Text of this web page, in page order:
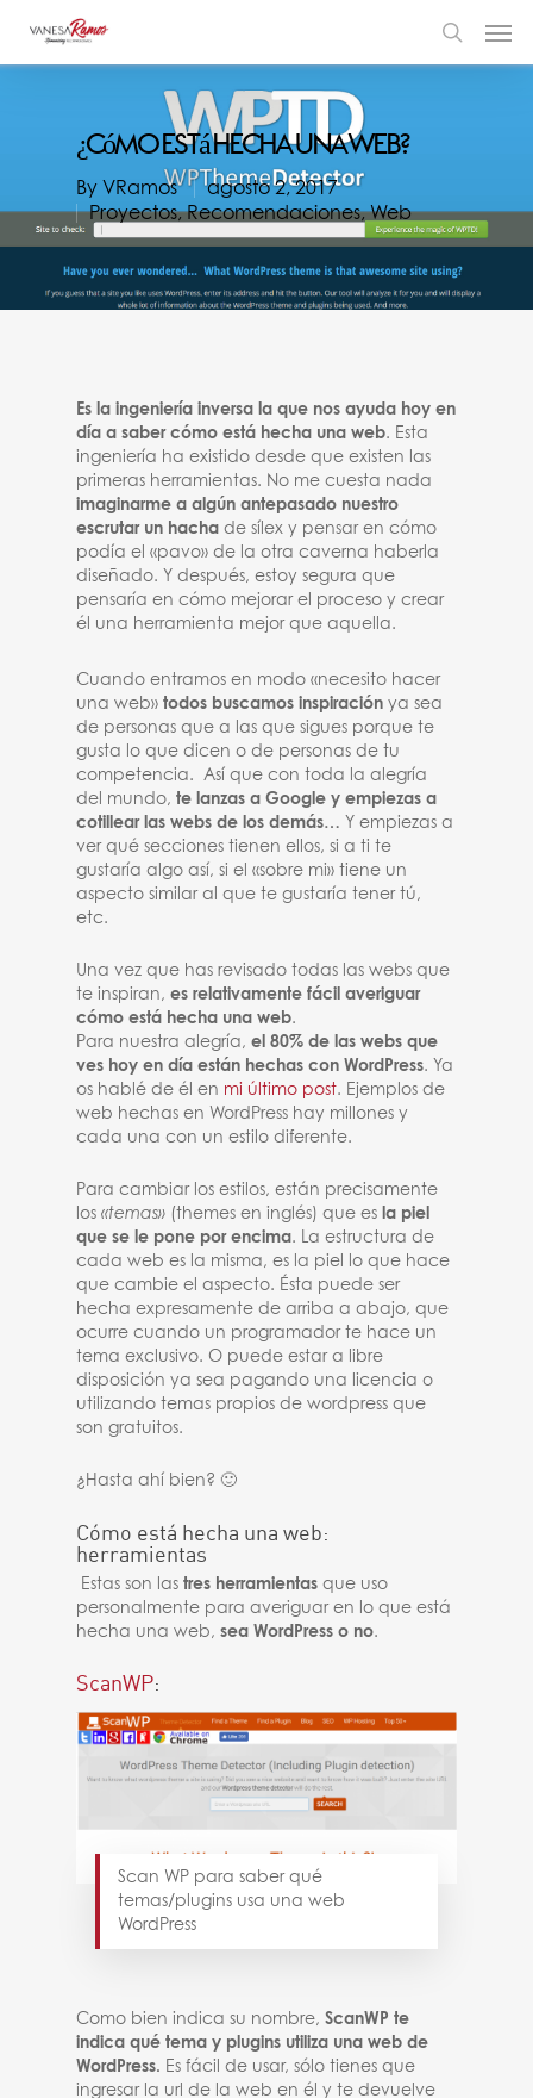
¿Cómo Está Hecha Una Web?
By VRamos
agosto 2, 2017
Proyectos,Recomendaciones,Web
Es la ingeniería inversa la que nos ayuda hoy en
día a saber cómo está hecha una web. Esta
ingeniería ha existido desde que existen las
primeras herramientas. No me cuesta nada
imaginarme a algún antepasado nuestro
escrutar un hacha de sílex y pensar en cómo
podía el «pavo» de la otra caverna haberla
diseñado. Y después, estoy segura que
pensaría en cómo mejorar el proceso y crear
él una herramienta mejor que aquella.
Cuando entramos en modo «necesito hacer
una web»todos buscamos inspiración ya sea
de personas que a las que sigues porque te
gusta lo que dicen o de personas de tu
competencia. Así que con toda la alegría
del mundo,te lanzas a Google y empiezas a
cotillear las webs de los demás… Y empiezas a
ver qué secciones tienen ellos, si a ti te
gustaría algo así, si el «sobre mi» tiene un
aspecto similar al que te gustaría tener tú,
etc.
Una vez que has revisado todas las webs que
te inspiran,es relativamente fácil averiguar
cómo está hecha una web.
Para nuestra alegría,el 80% de las webs que
ves hoy en día están hechas con WordPress. Ya
os hablé de él en mi último post. Ejemplos de
web hechas en WordPress hay millones y
cada una con un estilo diferente.
Para cambiar los estilos, están precisamente
los«temas» (themes en inglés) que es la piel
que se le pone por encima. La estructura de
cada web es la misma, es la piel lo que hace
que cambie el aspecto. Ésta puede ser
hecha expresamente de arriba a abajo, que
ocurre cuando un programador te hace un
tema exclusivo. O puede estar a libre
disposición ya sea pagando una licencia o
utilizando temas propios de wordpress que
son gratuitos.
¿Hasta ahí bien? 🙂
Cómo está hecha una web:
herramientas
Estas son lastres herramientas que uso
personalmente para averiguar en lo que está
hecha una web,sea WordPress o no.
ScanWP:
Scan WP para saber qué
temas/plugins usa una web
WordPress
Como bien indica su nombre,ScanWP te
indica qué tema y plugins utiliza una web de
WordPress. Es fácil de usar, sólo tienes que
ingresar la url de la web en él y te devuelve